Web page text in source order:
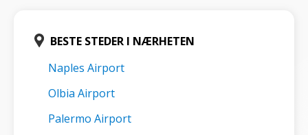
BESTE STEDER I NÆRHETEN
Naples Airport
Olbia Airport
Palermo Airport